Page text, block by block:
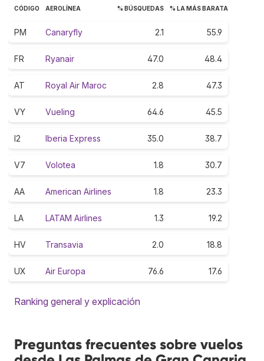
CÓDIGO AEROLÍNEA % BÚSQUEDAS % LA MÁS BARATA
PM Canaryfly 2.1 55.9
FR Ryanair 47.0 48.4
AT Royal Air Maroc 2.8 47.3
VY Vueling 64.6 45.5
I2 Iberia Express 35.0 38.7
V7 Volotea 1.8 30.7
AA American Airlines 1.8 23.3
LA LATAM Airlines 1.3 19.2
HV Transavia 2.0 18.8
UX Air Europa 76.6 17.6
Ranking general y explicación
Preguntas frecuentes sobre vuelos